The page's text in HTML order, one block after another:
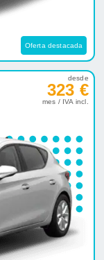
Oferta destacada
desde
323 €
mes / IVA incl.